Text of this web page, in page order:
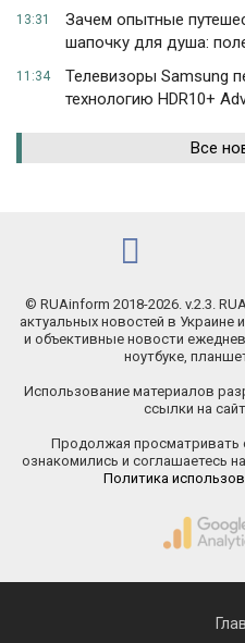
13:31
Зачем опытные
шапочку для душа:
11:34
Телевизоры Samsung
технологию HDR10+
Все
© RUAinform 2018-2026. v.2.3.
актуальных новостей в Украине
и объективные новости
ноутбуке,
Использование материалов
ссылки на
Продолжая просматривать
ознакомились и соглашаетесь
Политика